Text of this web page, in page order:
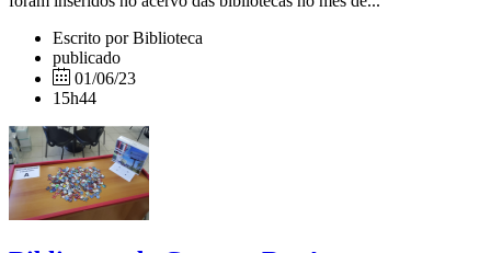
Escrito por Biblioteca
publicado
01/06/23
15h44